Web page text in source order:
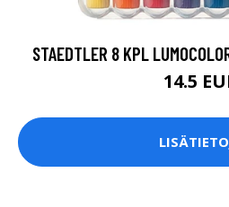
STAEDTLER 8 KPL
14.5